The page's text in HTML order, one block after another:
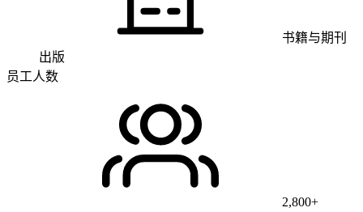
书籍与期刊
出版
员工人数
2,800+